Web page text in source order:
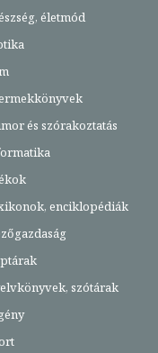
életmód
és szórakoztatás
enciklopédiák
szótárak